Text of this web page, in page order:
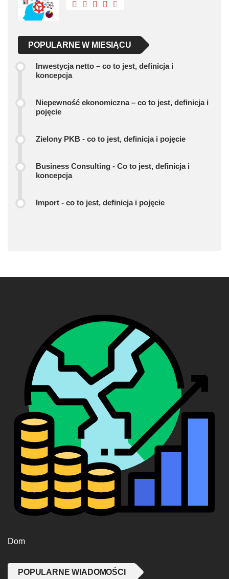
POPULARNE W MIESIĄCU
Inwestycja netto – co to jest, definicja i
koncepcja
Niepewność ekonomiczna – co to jest, definicja i
pojęcie
Zielony PKB - co to jest, definicja i pojęcie
Business Consulting - Co to jest, definicja i
koncepcja
Import - co to jest, definicja i pojęcie
Dom
POPULARNE WIADOMOŚCI